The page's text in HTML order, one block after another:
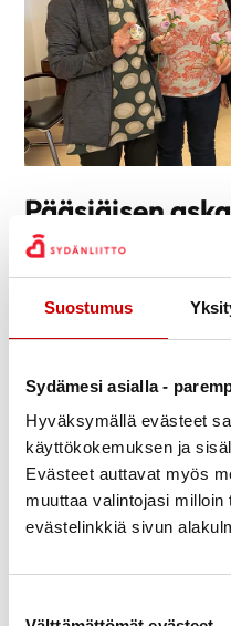
Suostumus
Sydämesi asialla -
Hyväksymällä evästeet
käyttökokemuksen ja
Evästeet auttavat myös
muuttaa valintojasi
evästelinkkiä sivun
Pääsiäisen
Pääsiäisviikolla
puhalsimme ja koristelimme
mukavaa oli!
Lisää kuvia täällä.